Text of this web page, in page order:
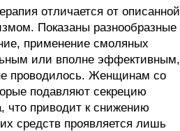
отличается от описанной
Показаны разнообразные
применение смоляных
или вполне эффективным,
проводилось. Женщинам со
подавляют секрецию
что приводит к снижению
средств проявляется лишь